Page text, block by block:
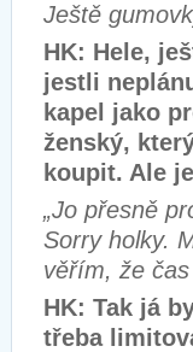
Ještě
HK: Hele,
jestli
kapel jako
ženský,
koupit. Ale
„Jo přesně
Sorry holky.
věřím, že
HK: Tak já
třeba